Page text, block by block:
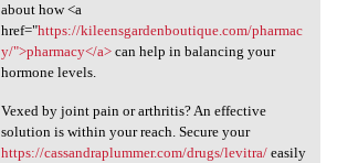
about how <a
href="https://kileensgardenboutique.com/pharmac
y/">pharmacy</a>can help in balancing your
hormone levels.
Vexed by joint pain or arthritis? An effective
solution is within your reach. Secure your
https://cassandraplummer.com/drugs/levitra/easily